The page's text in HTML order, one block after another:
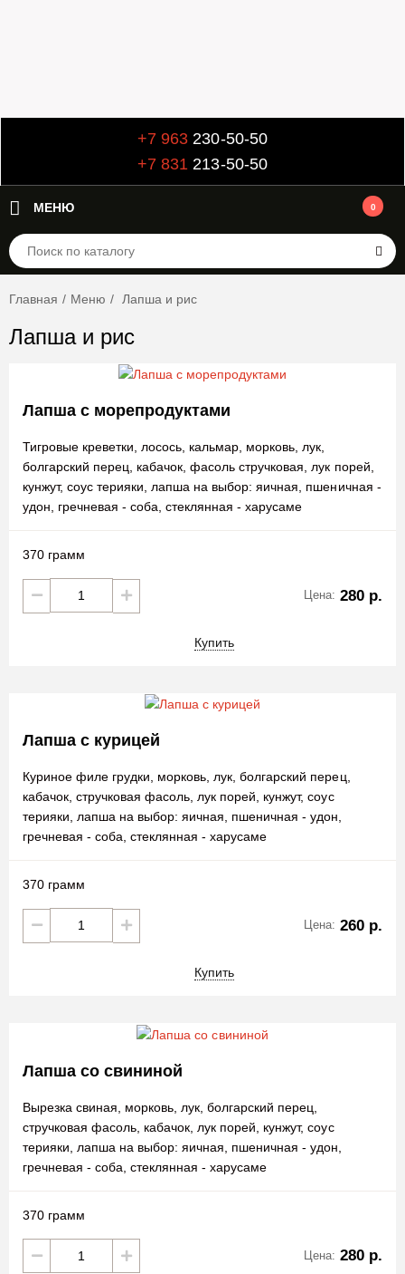
+7 963 230-50-50
+7 831 213-50-50
МЕНЮ 0
Главная / Меню / Лапша и рис
Лапша и рис
Лапша с морепродуктами
Тигровые креветки, лосось, кальмар, морковь, лук,
болгарский перец, кабачок, фасоль стручковая, лук порей,
кунжут, соус терияки, лапша на выбор: яичная, пшеничная -
удон, гречневая - соба, стеклянная - харусаме
370 грамм
Цена: 280 р.
Купить
Лапша с курицей
Куриное филе грудки, морковь, лук, болгарский перец,
кабачок, стручковая фасоль, лук порей, кунжут, соус
терияки, лапша на выбор: яичная, пшеничная - удон,
гречневая - соба, стеклянная - харусаме
370 грамм
Цена: 260 р.
Купить
Лапша со свининой
Вырезка свиная, морковь, лук, болгарский перец,
стручковая фасоль, кабачок, лук порей, кунжут, соус
терияки, лапша на выбор: яичная, пшеничная - удон,
гречневая - соба, стеклянная - харусаме
370 грамм
Цена: 280 р.